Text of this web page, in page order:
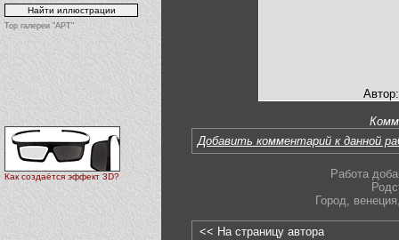
Top галереи "АРТ"
Как создаётся эффект 3D?
Добавить комментарий к данной
Работа
Город, венеция
<< На страницу автора